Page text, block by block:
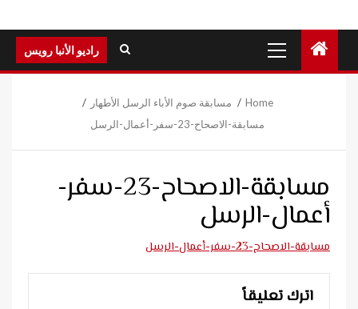
Menu
راديو الأنبا رويس
Home
مسابقة صوم الأباء الرسل الأطهار
مسابقة-الاصحاح-23-سفر-أعمال-الرسل
مسابقة-الاصحاح-23-سفر-
أعمال-الرسل
مسابقة-الاصحاح-23-سفر-أعمال-الرسل
اترك تعليقاً